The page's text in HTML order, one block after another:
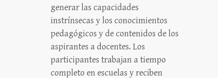
generar las capacidades
instrínsecas y los conocimientos
pedagógicos y de contenidos de los
aspirantes a docentes. Los
participantes trabajan a tiempo
completo en escuelas y reciben